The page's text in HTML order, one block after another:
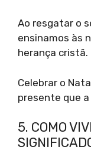
Ao resgatar o
ensinamos às
herança cristã.
Celebrar o
presente que
5. COMO